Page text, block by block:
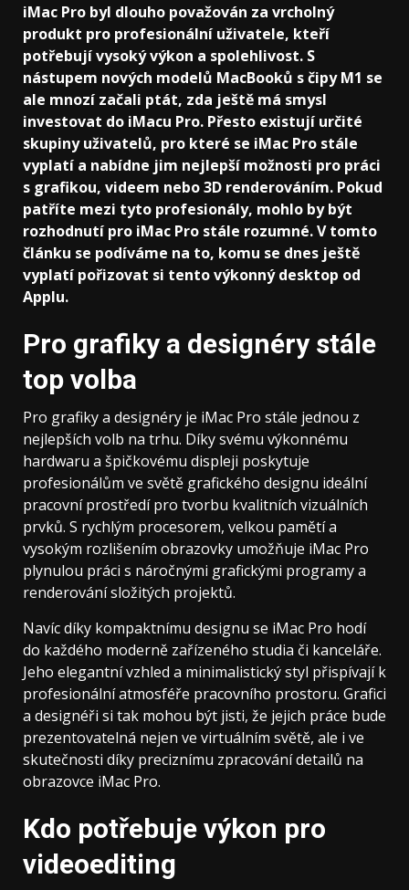
iMac Pro byl dlouho považován za vrcholný
produkt pro profesionální uživatele, kteří
potřebují vysoký výkon a spolehlivost. S
nástupem nových modelů MacBooků s čipy M1 se
ale mnozí začali ptát, zda ještě má smysl
investovat do iMacu Pro. Přesto existují určité
skupiny uživatelů, pro které se iMac Pro stále
vyplatí a nabídne jim nejlepší možnosti pro práci
s grafikou, videem nebo 3D renderováním. Pokud
patříte mezi tyto profesionály, mohlo by být
rozhodnutí pro iMac Pro stále rozumné. V tomto
článku se podíváme na to, komu se dnes ještě
vyplatí pořizovat si tento výkonný desktop od
Applu.
Pro grafiky a designéry stále
top volba
Pro grafiky a designéry je iMac Pro stále jednou z
nejlepších volb na trhu. Díky svému výkonnému
hardwaru a špičkovému displeji poskytuje
profesionálům ve světě grafického designu ideální
pracovní prostředí pro tvorbu kvalitních vizuálních
prvků. S rychlým procesorem, velkou pamětí a
vysokým rozlišením obrazovky umožňuje iMac Pro
plynulou práci s náročnými grafickými programy a
renderování složitých projektů.
Navíc díky kompaktnímu designu se iMac Pro hodí
do každého moderně zařízeného studia či kanceláře.
Jeho elegantní vzhled a minimalistický styl přispívají k
profesionální atmosféře pracovního prostoru. Grafici
a designéři si tak mohou být jisti, že jejich práce bude
prezentovatelná nejen ve virtuálním světě, ale i ve
skutečnosti díky preciznímu zpracování detailů na
obrazovce iMac Pro.
Kdo potřebuje výkon pro
videoediting